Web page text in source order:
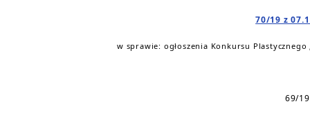
70/19 z
w sprawie: ogłoszenia Konkursu
69/19